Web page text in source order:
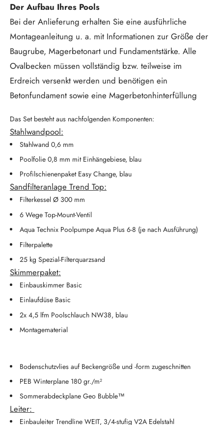
Der Aufbau Ihres Pools
Bei der Anlieferung erhalten Sie eine ausführliche
Montageanleitung u. a. mit Informationen zur Größe der
Baugrube, Magerbetonart und Fundamentstärke. Alle
Ovalbecken müssen vollständig bzw. teilweise im
Erdreich versenkt werden und benötigen ein
Betonfundament sowie eine Magerbetonhinterfüllung
Das Set besteht aus nachfolgenden Komponenten:
Stahlwandpool:
Stahlwand 0,6 mm
Poolfolie 0,8 mm mit Einhängebiese, blau
Profilschienenpaket Easy Change, blau
Sandfilteranlage Trend Top:
Filterkessel Ø 300 mm
6 Wege Top-Mount-Ventil
Aqua Technix Poolpumpe Aqua Plus 6-8 (je nach Ausführung)
Filterpalette
25 kg Spezial-Filterquarzsand
Skimmerpaket:
Einbauskimmer Basic
Einlaufdüse Basic
2x 4,5 lfm Poolschlauch NW38, blau
Montagematerial
Bodenschutzvlies auf Beckengröße und -form zugeschnitten
PEB Winterplane 180 gr./m²
Sommerabdeckplane Geo Bubble™
Leiter:
Einbauleiter Trendline WEIT, 3/4-stufig V2A Edelstahl